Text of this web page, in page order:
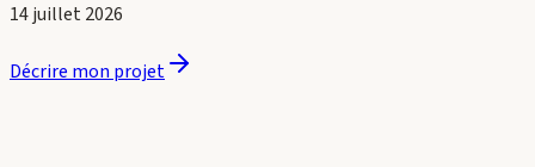
14 juillet 2026
Décrire mon projet